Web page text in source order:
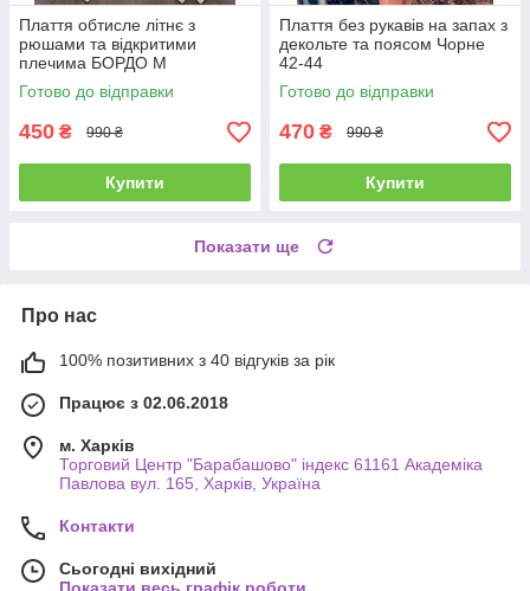
Плаття обтисле літнє з
рюшами та відкритими
плечима БОРДО М
Готово до відправки
450 ₴ 990 ₴
Купити
Плаття без рукавів на запах з
декольте та поясом Чорне
42-44
Готово до відправки
470 ₴ 990 ₴
Купити
Показати ще
Про нас
100% позитивних з 40 відгуків за рік
Працює з 02.06.2018
м. Харків
Торговий Центр "Барабашово" індекс 61161 Академіка
Павлова вул. 165, Харків, Україна
Контакти
Сьогодні вихідний